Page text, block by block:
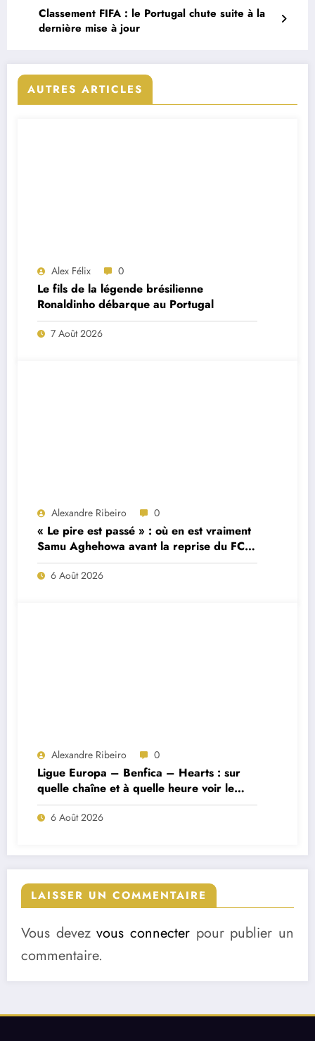
Classement FIFA : le Portugal chute suite à la
dernière mise à jour
AUTRES ARTICLES
Alex Félix 0
Le fils de la légende brésilienne
Ronaldinho débarque au Portugal
7 Août 2026
Alexandre Ribeiro 0
« Le pire est passé » : où en est vraiment
Samu Aghehowa avant la reprise du FC
Porto ?
6 Août 2026
Alexandre Ribeiro 0
Ligue Europa – Benfica – Hearts : sur
quelle chaîne et à quelle heure voir le
match ?
6 Août 2026
LAISSER UN COMMENTAIRE
Vous devezvous connecter pour publier un
commentaire.